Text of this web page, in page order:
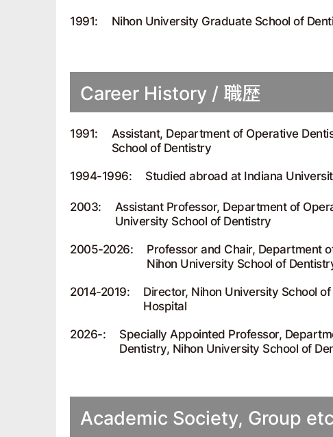
1991: Nihon University Graduate School of
Career History / 職歴
1991:
Assistant, Department of Operative
School of Dentistry
1994-1996:
Studied abroad at Indiana
2003:
Assistant Professor, Department of
University School of Dentistry
2005-2026:
Professor and Chair, Department
Nihon University School of
2014-2019:
Director, Nihon University School
Hospital
2026-:
Specially Appointed Professor,
Dentistry, Nihon University School of
Academic Society, Group